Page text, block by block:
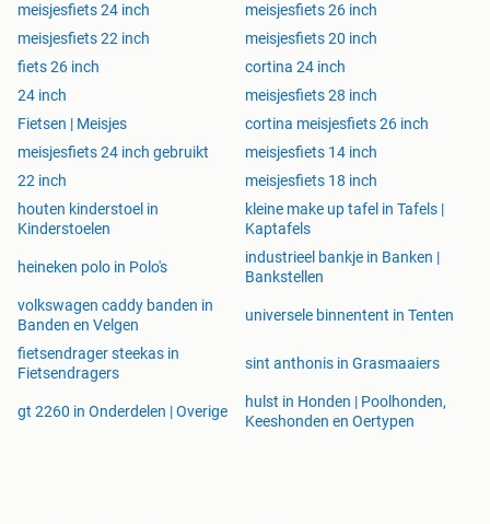
meisjesfiets 24 inch
meisjesfiets 26 inch
meisjesfiets 22 inch
meisjesfiets 20 inch
fiets 26 inch
cortina 24 inch
24 inch
meisjesfiets 28 inch
Fietsen | Meisjes
cortina meisjesfiets 26 inch
meisjesfiets 24 inch gebruikt
meisjesfiets 14 inch
22 inch
meisjesfiets 18 inch
houten kinderstoel in
Kinderstoelen
kleine make up tafel in Tafels |
Kaptafels
heineken polo in Polo's
industrieel bankje in Banken |
Bankstellen
volkswagen caddy banden in
Banden en Velgen
universele binnentent in Tenten
fietsendrager steekas in
Fietsendragers
sint anthonis in Grasmaaiers
gt 2260 in Onderdelen | Overige
hulst in Honden | Poolhonden,
Keeshonden en Oertypen